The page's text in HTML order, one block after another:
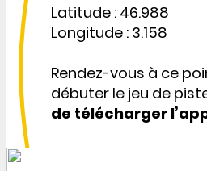
Latitude : 46.988
Longitude : 3.158
Rendez-vous à ce
débuter le jeu de
de télécharger